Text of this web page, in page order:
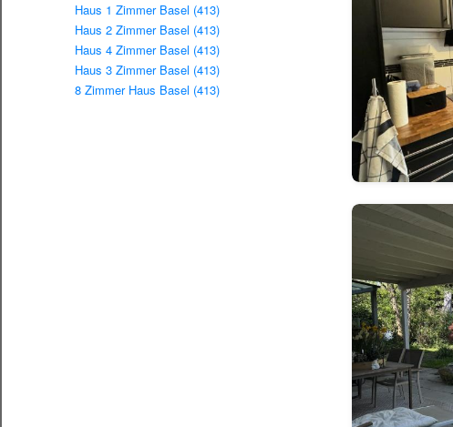
Haus 1 Zimmer Basel (413)
Haus 2 Zimmer Basel (413)
Haus 4 Zimmer Basel (413)
Haus 3 Zimmer Basel (413)
8 Zimmer Haus Basel (413)